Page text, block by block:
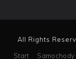
All Rights
Start Samochody